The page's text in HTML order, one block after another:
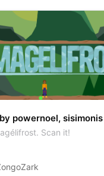
powernoel, sisimonis
Scan it!